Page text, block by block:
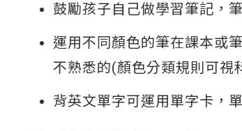
鼓勵孩子自己做學習筆記，
運用不同顏色的筆在課本或
不熟悉的(顏色分類規則可視
背英文單字可運用單字卡，